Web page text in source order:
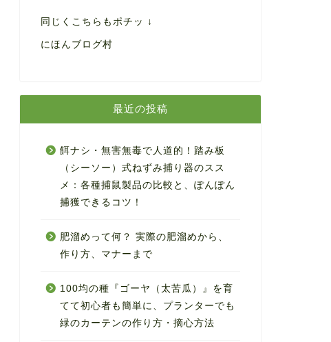
同じくこちらもポチッ ↓
にほんブログ村
最近の投稿
餌ナシ・無害無毒で人道的！踏み板
（シーソー）式ねずみ捕り器のスス
メ：各種捕鼠製品の比較と、ぽんぽん
捕獲できるコツ！
肥溜めって何？ 実際の肥溜めから、
作り方、マナーまで
100均の種『ゴーヤ（太苦瓜）』を育
てて初心者も簡単に、プランターでも
緑のカーテンの作り方・摘心方法